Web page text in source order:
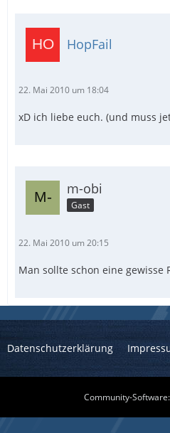
HopFail
22. Mai 2010 um 18:04
xD ich liebe euch. (und muss
m-obi
Gast
22. Mai 2010 um 20:15
Man sollte schon eine gewisse
Datenschutzerklärung
Community-Software: